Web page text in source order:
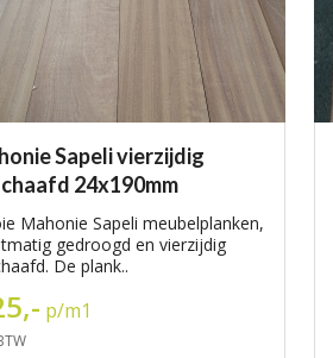
Sapeli vierzijdig
24x190mm
Mahonie Sapeli meubelplanken,
gedroogd en vierzijdig
De plank..
p/m1